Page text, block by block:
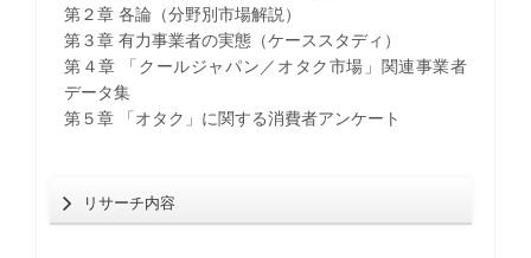
第２章 各論（分野別市場解説）
第３章 有力事業者の実態（ケーススタディ）
第４章 「クールジャパン／オタク市場」関連事業者
データ集
第５章 「オタク」に関する消費者アンケート
リサーチ内容